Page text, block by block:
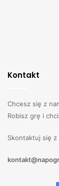
Kontakt
Chcesz się z
Robisz grę i
Skontaktuj się z